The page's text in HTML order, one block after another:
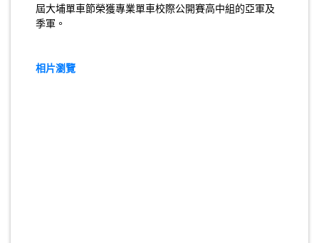
屆大埔單車節榮獲專業單車校際公開賽高中組的亞軍及
季軍。
相片瀏覽